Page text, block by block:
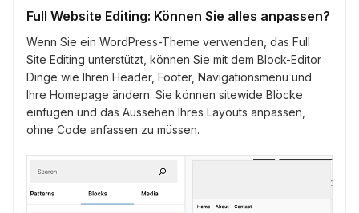
Full Website Editing: Können Sie alles anpassen?
Wenn Sie ein WordPress-Theme verwenden, das Full
Site Editing unterstützt, können Sie mit dem Block-Editor
Dinge wie Ihren Header, Footer, Navigationsmenü und
Ihre Homepage ändern. Sie können sitewide Blöcke
einfügen und das Aussehen Ihres Layouts anpassen,
ohne Code anfassen zu müssen.